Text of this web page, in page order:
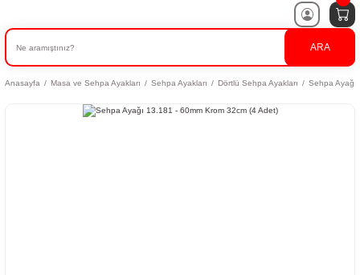
ARA
Anasayfa Masa ve Sehpa Ayakları Sehpa Ayakları Dörtlü Sehpa Ayakları Sehpa